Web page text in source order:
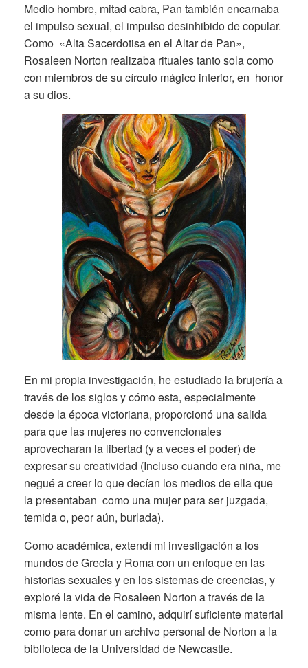
Medio hombre, mitad cabra, Pan también encarnaba
el impulso sexual, el impulso desinhibido de copular.
Como «Alta Sacerdotisa en el Altar de Pan»,
Rosaleen Norton realizaba rituales tanto sola como
con miembros de su círculo mágico interior, en honor
a su dios.
En mi propia investigación, he estudiado la brujería a
través de los siglos y cómo esta, especialmente
desde la época victoriana, proporcionó una salida
para que las mujeres no convencionales
aprovecharan la libertad (y a veces el poder) de
expresar su creatividad (Incluso cuando era niña, me
negué a creer lo que decían los medios de ella que
la presentaban como una mujer para ser juzgada,
temida o, peor aún, burlada).
Como académica, extendí mi investigación a los
mundos de Grecia y Roma con un enfoque en las
historias sexuales y en los sistemas de creencias, y
exploré la vida de Rosaleen Norton a través de la
misma lente. En el camino, adquirí suficiente material
como para donar un archivo personal de Norton a la
biblioteca de la Universidad de Newcastle.